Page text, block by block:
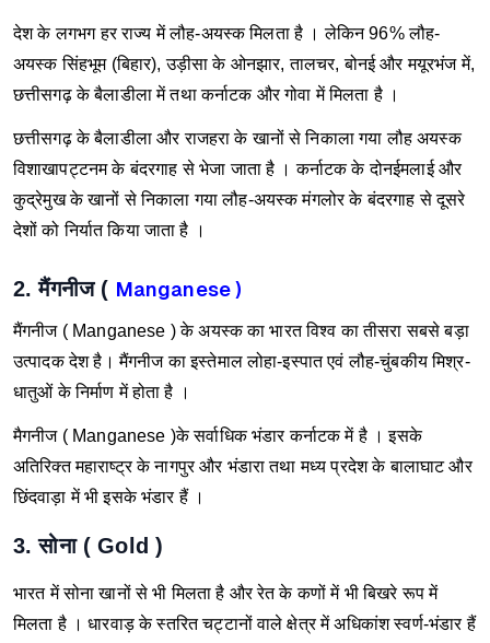
देश के लगभग हर राज्य में लौह-अयस्क मिलता है । लेकिन 96% लौह-
अयस्क सिंहभूम (बिहार), उड़ीसा के ओनझार, तालचर, बोनई और मयूरभंज में,
छत्तीसगढ़ के बैलाडीला में तथा कर्नाटक और गोवा में मिलता है ।
छत्तीसगढ़ के बैलाडीला और राजहरा के खानों से निकाला गया लौह अयस्क
विशाखापट्टनम के बंदरगाह से भेजा जाता है ।कर्नाटक के दोनईमलाई और
कुद्रेमुख के खानों से निकाला गया लौह-अयस्क मंगलोर के बंदरगाह से दूसरे
देशों को निर्यात किया जाता है ।
2. मैंगनीज ( Manganese )
मैंगनीज ( Manganese )के अयस्क का भारत विश्व का तीसरा सबसे बड़ा
उत्पादक देश है। मैंगनीज का इस्तेमाल लोहा-इस्पात एवं लौह-चुंबकीय मिश्र-
धातुओं के निर्माण में होता है ।
मैगनीज ( Manganese )के सर्वाधिक भंडार कर्नाटक में है । इसके
अतिरिक्त महाराष्ट्र के नागपुर और भंडारा तथा मध्य प्रदेश के बालाघाट और
छिंदवाड़ा में भी इसके भंडार हैं ।
3. सोना ( Gold )
भारत में सोना खानों से भी मिलता है और रेत के कणों में भी बिखरे रूप में
मिलता है ।धारवाड़ के स्तरित चट्टानों वाले क्षेत्र में अधिकांश स्वर्ण-भंडार हैं